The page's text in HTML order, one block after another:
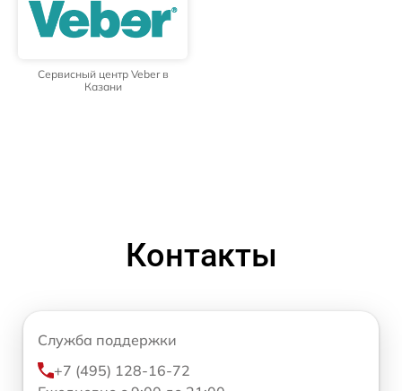
Сервисный центр Veber в
Казани
Контакты
Служба поддержки
+7 (495) 128-16-72